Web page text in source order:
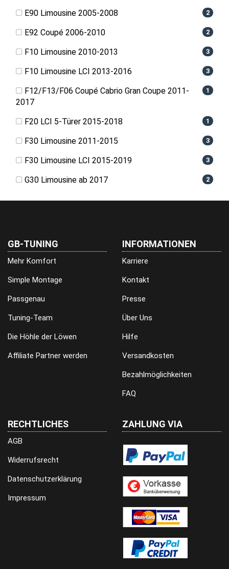
2
E90 Limousine 2005-2008
2
E92 Coupé 2006-2010
3
F10 Limousine 2010-2013
3
F10 Limousine LCI 2013-2016
1
F12/F13/F06 Coupé Cabrio Gran Coupe 2011-
2017
1
F20 LCI 5-Türer 2015-2018
3
F30 Limousine 2011-2015
3
F30 Limousine LCI 2015-2019
2
G30 Limousine ab 2017
GB-TUNING
Mehr Komfort
Simple Montage
Passgenau
Tuning-Team
Die Höhle der Löwen
Affiliate Partner werden
INFORMATIONEN
Karriere
Kontakt
Presse
Über Uns
Hilfe
Versandkosten
Bezahlmöglichkeiten
FAQ
RECHTLICHES
AGB
Widerrufsrecht
Datenschutzerklärung
Impressum
ZAHLUNG VIA